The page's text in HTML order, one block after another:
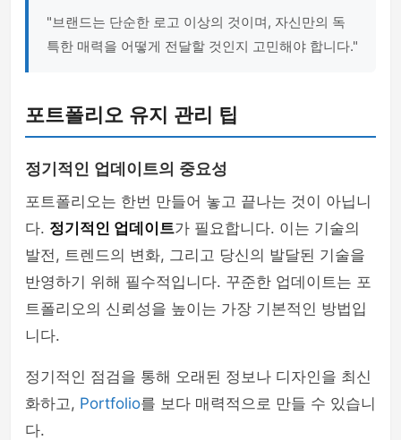
"브랜드는 단순한 로고 이상의 것이며, 자신만의 독
특한 매력을 어떻게 전달할 것인지 고민해야 합니다."
포트폴리오 유지 관리 팁
정기적인 업데이트의 중요성
포트폴리오는 한번 만들어 놓고 끝나는 것이 아닙니
다. 정기적인 업데이트가 필요합니다. 이는 기술의
발전, 트렌드의 변화, 그리고 당신의 발달된 기술을
반영하기 위해 필수적입니다. 꾸준한 업데이트는 포
트폴리오의 신뢰성을 높이는 가장 기본적인 방법입
니다.
정기적인 점검을 통해 오래된 정보나 디자인을 최신
화하고, Portfolio를 보다 매력적으로 만들 수 있습니
다.